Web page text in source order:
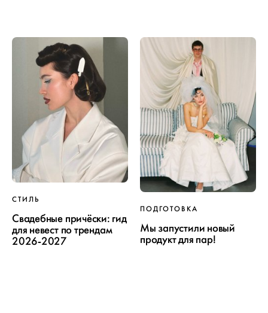
СТИЛЬ
Свадебные причёски: гид
для невест по трендам
2026-2027
ПОДГОТОВКА
Мы запустили новый
продукт для пар!